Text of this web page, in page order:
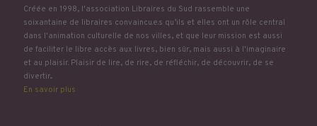
Créée en 1998, l'association Libraires du Sud rassemble une
soixantaine de libraires convaincu.e.s qu’ils et elles ont un rôle central
dans l'animation culturelle de nos villes, et que leur mission est aussi
de faciliter le libre accès aux livres, bien sûr, mais aussi à l'imaginaire
et au plaisir. Plaisir de lire, de rire, de réfléchir, de découvrir, de se
divertir...
En savoir plus